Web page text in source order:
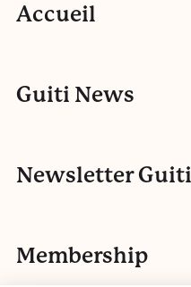
Accueil
Articles
Portfolios
Podcasts
Guiti News
Communauté
Fake news
L’histoire de Guiti
Nos autres activités
Newsletter
Membership